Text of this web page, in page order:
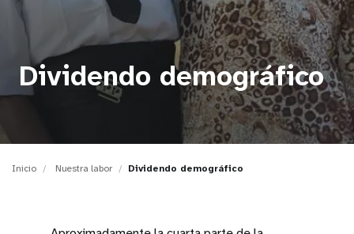
o
Dividendo demográfico
Inicio Nuestra labor Dividendo demográfico